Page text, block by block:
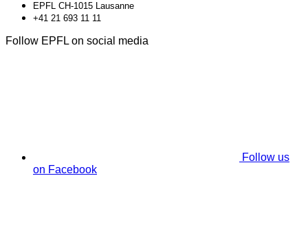
EPFL CH-1015 Lausanne
+41 21 693 11 11
Follow EPFL on social media
Follow us
on Facebook